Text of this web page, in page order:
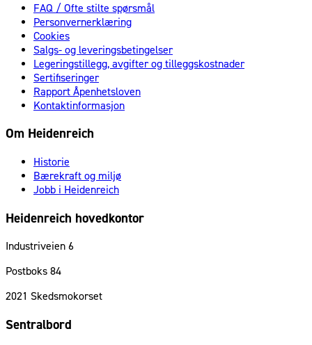
FAQ / Ofte stilte spørsmål
Personvernerklæring
Cookies
Salgs- og leveringsbetingelser
Legeringstillegg, avgifter og tilleggskostnader
Sertifiseringer
Rapport Åpenhetsloven
Kontaktinformasjon
Om Heidenreich
Historie
Bærekraft og miljø
Jobb i Heidenreich
Heidenreich hovedkontor
Industriveien 6
Postboks 84
2021 Skedsmokorset
Sentralbord